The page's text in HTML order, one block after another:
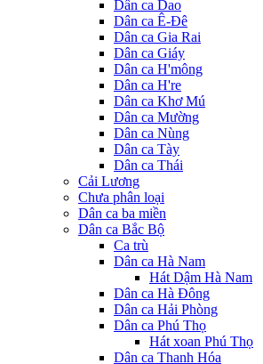
Dân ca Dao
Dân ca Ê-Đê
Dân ca Gia Rai
Dân ca Giáy
Dân ca H'mông
Dân ca H're
Dân ca Khơ Mú
Dân ca Mường
Dân ca Nùng
Dân ca Tày
Dân ca Thái
Cải Lương
Chưa phân loại
Dân ca ba miền
Dân ca Bắc Bộ
Ca trù
Dân ca Hà Nam
Hát Dậm Hà Nam
Dân ca Hà Đông
Dân ca Hải Phòng
Dân ca Phú Thọ
Hát xoan Phú Thọ
Dân ca Thanh Hóa